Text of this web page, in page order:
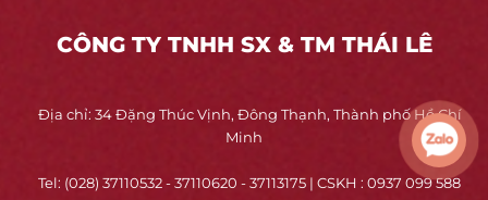
Ứng dụng của nẹp chỉ PVC
CÔNG TY TNHH SX & TM THÁI LÊ
Địa chỉ: 34 Đặng Thúc Vịnh, Đông Thạnh, Thành phố Hồ Chí
Minh
Tel: (028) 37110532 - 37110620 - 37113175 | CSKH : 0937 099 588